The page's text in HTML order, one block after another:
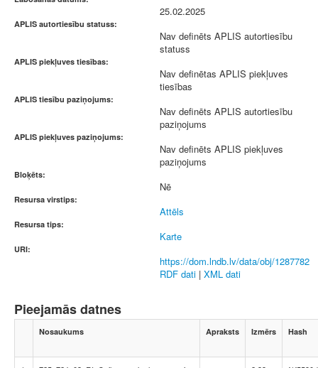
25.02.2025
APLIS autortiesību statuss:
Nav definēts APLIS autortiesību
statuss
APLIS piekļuves tiesības:
Nav definētas APLIS piekļuves
tiesības
APLIS tiesību paziņojums:
Nav definēts APLIS autortiesību
paziņojums
APLIS piekļuves paziņojums:
Nav definēts APLIS piekļuves
paziņojums
Bloķēts:
Nē
Resursa virstips:
Attēls
Resursa tips:
Karte
URI:
https://dom.lndb.lv/data/obj/1287782
RDF dati | XML dati
Pieejamās datnes
Nosaukums Apraksts Izmērs Hash